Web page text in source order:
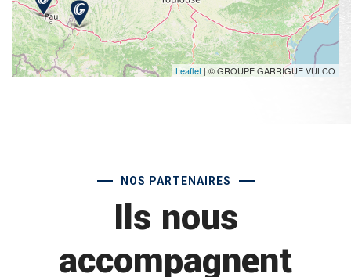
Leaflet | © GROUPE GARRIGUE VULCO
NOS PARTENAIRES
Ils nous
accompagnent